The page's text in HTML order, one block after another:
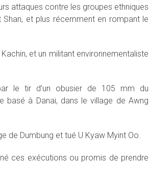
attaques contre les groupes ethniques
Shan, et plus récemment en rompant le
et un militant environnementaliste
le tir d’un obusier de 105 mm du
basé à Danai, dans le village de Awng
de Dumbung et tué U Kyaw Myint Oo.
ces exécutions ou promis de prendre